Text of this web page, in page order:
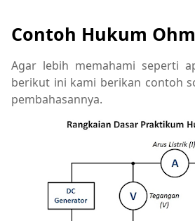
Contoh Hukum Ohm
Agar lebih memahami seperti
berikut ini kami berikan contoh
pembahasannya.